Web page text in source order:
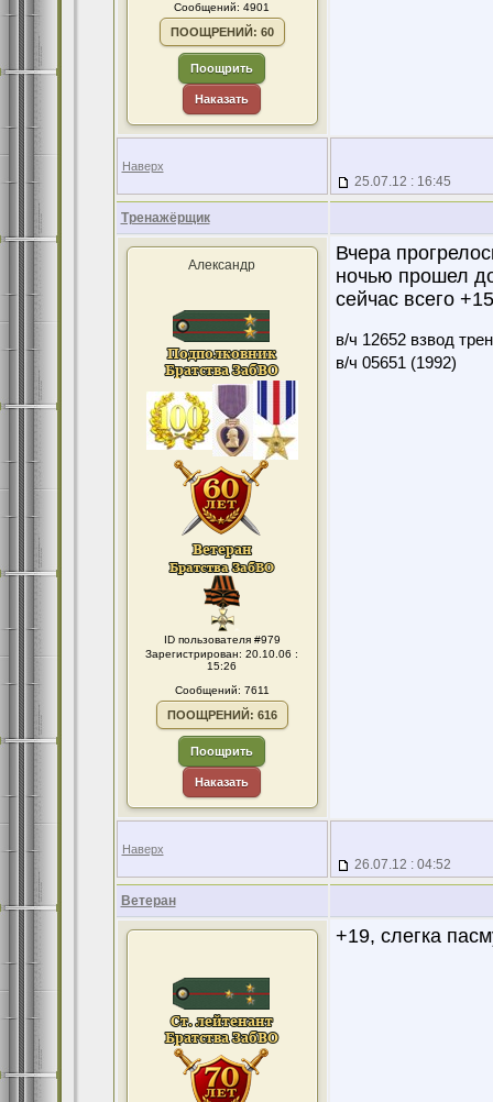
Сообщений: 4901
ПООЩРЕНИЙ: 60
Поощрить
Наказать
Наверх
25.07.12 : 16:45
Тренажёрщик
Александр
ID пользователя #979
Зарегистрирован: 20.10.06 :
15:26
Сообщений: 7611
ПООЩРЕНИЙ: 616
Поощрить
Наказать
Вчера
ночью прошел
сейчас всего +15
в/ч 12652 взвод
в/ч 05651 (1992)
Наверх
26.07.12 : 04:52
Ветеран
+19, слегка